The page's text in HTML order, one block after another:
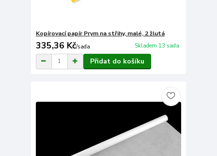
Kopírovací papír Prym na střihy, malé, 2 žlutá
335,36 Kč/sada Skladem 13 sada
Přidat do košíku